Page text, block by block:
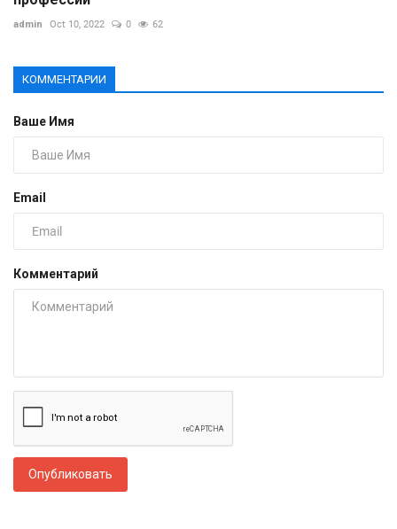
admin Oct 10, 2022 0 62
КОММЕНТАРИИ
Ваше Имя
Email
Комментарий
Опубликовать